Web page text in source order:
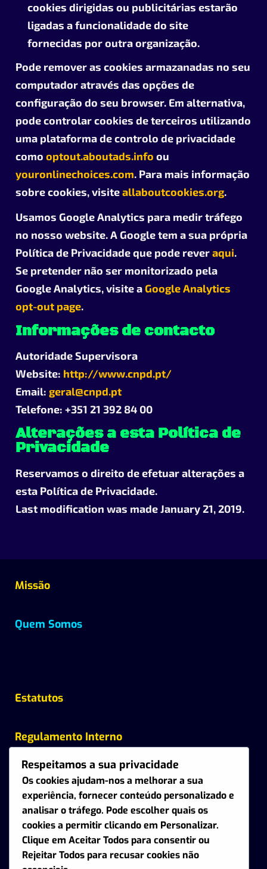
cookies dirigidas ou publicitárias estarão
ligadas a funcionalidade do site
fornecidas por outra organização.
Pode remover as cookies armazanadas no seu
computador através das opções de
configuração do seu browser. Em alternativa,
pode controlar cookies de terceiros utilizando
uma plataforma de controlo de privacidade
comooptout.aboutads.info ou
youronlinechoices.com. Para mais informação
sobre cookies, visiteallaboutcookies.org.
Usamos Google Analytics para medir tráfego
no nosso website. A Google tem a sua própria
Política de Privacidade que pode reveraqui.
Se pretender não ser monitorizado pela
Google Analytics, visite aGoogle Analytics
opt-out page.
Informações de contacto
Autoridade Supervisora
Website: http://www.cnpd.pt/
Email:geral@cnpd.pt
Telefone: +351 21 392 84 00
Alterações a esta Política de
Privacidade
Reservamos o direito de efetuar alterações a
esta Política de Privacidade.
Last modification was made January 21, 2019.
Missão
Quem Somos
Estatutos
Regulamento Interno
Regulamento de Associados
Formulário de Contacto
Contactos
Respeitamos a sua privacidade
Os cookies ajudam-nos a melhorar a sua
experiência, fornecer conteúdo personalizado e
analisar o tráfego. Pode escolher quais os
cookies a permitir clicando em Personalizar.
Clique em Aceitar Todospara consentir ou
Rejeitar Todospara recusar cookies não